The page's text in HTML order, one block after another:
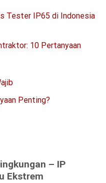
Tester IP65 di Indonesia
10 Pertanyaan
Penting?
– IP
Ekstrem